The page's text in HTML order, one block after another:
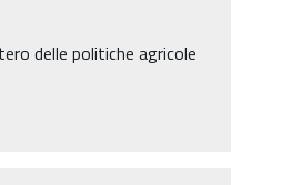
delle politiche agricole